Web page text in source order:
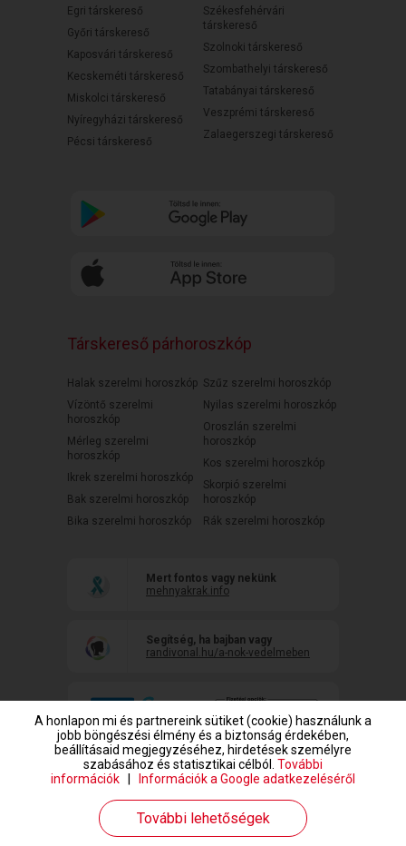
Egri társkereső
Győri társkereső
Kaposvári társkereső
Kecskeméti társkereső
Miskolci társkereső
Nyíregyházi társkereső
Pécsi társkereső
Székesfehérvári
társkereső
Szolnoki társkereső
Szombathelyi társkereső
Tatabányai társkereső
Veszprémi társkereső
Zalaegerszegi társkereső
Társkereső párhoroszkóp
Halak szerelmi horoszkóp
Vízöntő szerelmi
horoszkóp
Mérleg szerelmi
horoszkóp
Ikrek szerelmi horoszkóp
Bak szerelmi horoszkóp
Bika szerelmi horoszkóp
Szűz szerelmi horoszkóp
Nyilas szerelmi horoszkóp
Oroszlán szerelmi
horoszkóp
Kos szerelmi horoszkóp
Skorpió szerelmi
horoszkóp
Rák szerelmi horoszkóp
Mert fontos vagy nekünk
mehnyakrak.info
Segítség, ha bajban vagy
randivonal.hu/a-nok-vedelmeben
www.randivonal.hu © Copyright 1999-2026 Dating Central Europe Zrt.
A honlapon mi és partnereink sütiket (cookie) használunk a
jobb böngészési élmény és a biztonság érdekében,
beállításaid megjegyzéséhez, hirdetések személyre
szabásához és statisztikai célból. További
információk
Információk a Google adatkezeléséről
További lehetőségek